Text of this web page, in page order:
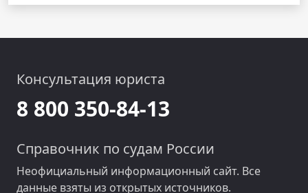
Консультация юриста
8 800 350-84-13
Справочник по судам России
Неофициальный информационный сайт. Все
данные взяты из открытых источников.